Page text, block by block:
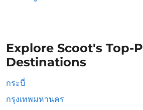
Explore Scoot's Top-
Destinations
กระบี่
กรุงเทพมหานคร